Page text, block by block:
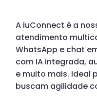
A iuConnect é a
atendimento
WhatsApp e chat
com IA integrada,
e muito mais. Ideal
buscam agilidade